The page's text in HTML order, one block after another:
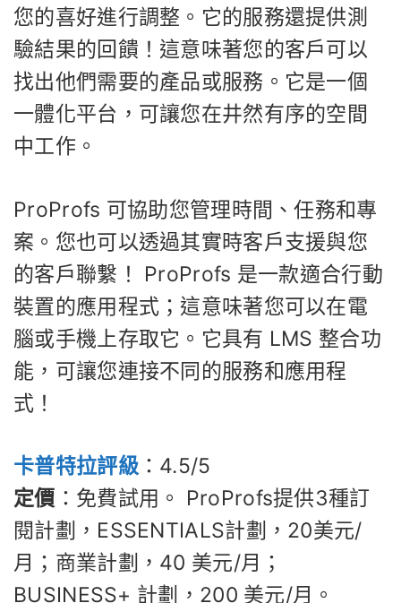
您的喜好進行調整。它的服務還提供測
驗結果的回饋！這意味著您的客戶可以
找出他們需要的產品或服務。它是一個
一體化平台，可讓您在井然有序的空間
中工作。
ProProfs 可協助您管理時間、任務和專
案。您也可以透過其實時客戶支援與您
的客戶聯繫！ ProProfs 是一款適合行動
裝置的應用程式；這意味著您可以在電
腦或手機上存取它。它具有 LMS 整合功
能，可讓您連接不同的服務和應用程
式！
卡普特拉評級：4.5/5
定價 ：免費試用。 ProProfs提供3種訂
閱計劃，ESSENTIALS計劃，20美元/
月；商業計劃，40 美元/月；
BUSINESS+ 計劃，200 美元/月。